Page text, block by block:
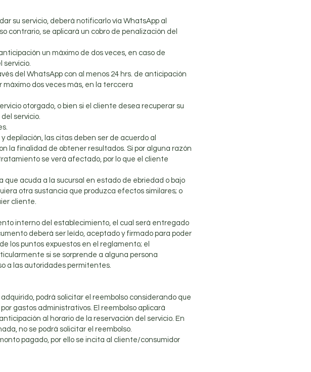
su servicio, deberá notificarlo vía WhatsApp al
contrario, se aplicará un cobro de penalización del
un máximo de dos veces, en caso de
servicio.
del WhatsApp con al menos 24 hrs. de anticipación
dos veces más, en la terccera
otorgado, o bien si el cliente desea recuperar su
servicio.
las citas deben ser de acuerdo al
la finalidad de obtener resultados. Si por alguna razón
se verá afectado, por lo que el cliente
acuda a la sucursal en estado de ebriedad o bajo
otra sustancia que produzca efectos similares; o
cliente.
interno del establecimiento, el cual será entregado
deberá ser leído, aceptado y firmado para poder
los puntos expuestos en el reglamento; el
si se sorprende a alguna persona
a las autoridades permitentes.
podrá solicitar el reembolso considerando que
gastos administrativos. El reembolso aplicará
al horario de la reservación del servicio. En
no se podrá solicitar el reembolso.
pagado, por ello se incita al cliente/consumidor